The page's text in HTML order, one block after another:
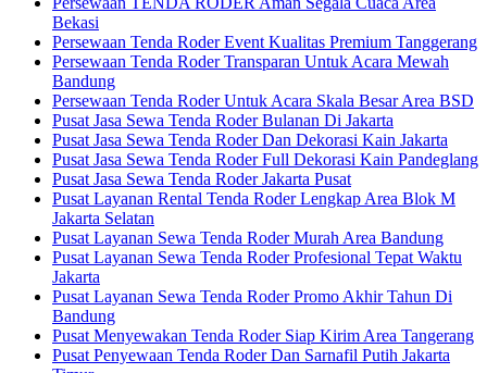
Bekasi
Persewaan Tenda Roder Event Kualitas Premium Tanggerang
Persewaan Tenda Roder Transparan Untuk Acara Mewah
Bandung
Persewaan Tenda Roder Untuk Acara Skala Besar Area BSD
Pusat Jasa Sewa Tenda Roder Bulanan Di Jakarta
Pusat Jasa Sewa Tenda Roder Dan Dekorasi Kain Jakarta
Pusat Jasa Sewa Tenda Roder Full Dekorasi Kain Pandeglang
Pusat Jasa Sewa Tenda Roder Jakarta Pusat
Pusat Layanan Rental Tenda Roder Lengkap Area Blok M
Jakarta Selatan
Pusat Layanan Sewa Tenda Roder Murah Area Bandung
Pusat Layanan Sewa Tenda Roder Profesional Tepat Waktu
Jakarta
Pusat Layanan Sewa Tenda Roder Promo Akhir Tahun Di
Bandung
Pusat Menyewakan Tenda Roder Siap Kirim Area Tangerang
Pusat Penyewaan Tenda Roder Dan Sarnafil Putih Jakarta